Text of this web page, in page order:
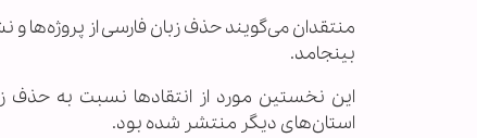
منتقدان می‌گویند حذف زبان فارسی از
بینجامد.
این نخستین مورد از انتقادها نسبت به حذف
استان‌های دیگر منتشر شده بود.